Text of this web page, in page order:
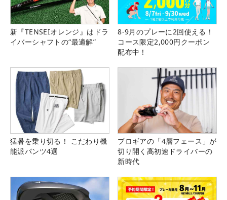
新『TENSEIオレンジ』はドラ
イバーシャフトの“最適解”
8-9月のプレーに2回使える！
コース限定2,000円クーポン
配布中！
猛暑を乗り切る！ こだわり機
能派パンツ4選
プロギアの「4層フェース」が
切り開く高初速ドライバーの
新時代